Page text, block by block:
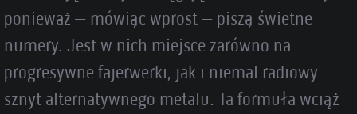
ponieważ – mówiąc wprost – piszą świetne
numery. Jest w nich miejsce zarówno na
progresywne fajerwerki, jak i niemal radiowy
sznyt alternatywnego metalu. Ta formuła wciąż